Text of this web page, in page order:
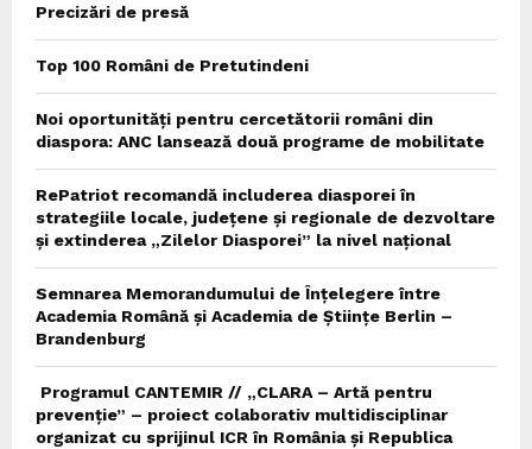
Precizări de presă
Top 100 Români de Pretutindeni
Noi oportunități pentru cercetătorii români din
diaspora: ANC lansează două programe de mobilitate
RePatriot recomandă includerea diasporei în
strategiile locale, județene și regionale de dezvoltare
și extinderea „Zilelor Diasporei” la nivel național
Semnarea Memorandumului de Înțelegere între
Academia Română și Academia de Științe Berlin –
Brandenburg
Programul CANTEMIR // „CLARA – Artă pentru
prevenție” – proiect colaborativ multidisciplinar
organizat cu sprijinul ICR în România și Republica